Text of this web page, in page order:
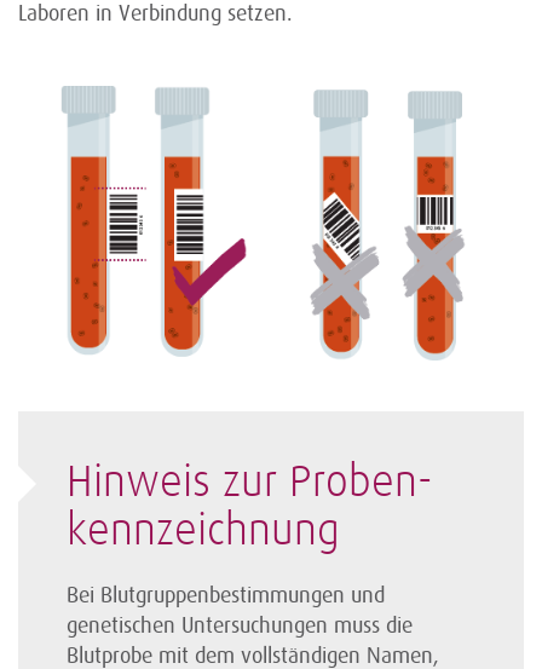
Laboren in Verbindung setzen.
Hinweis zur Proben­
kennzeichnung
Bei Blutgruppen­bestimmungen und
genetischen Unter­suchungen muss die
Blutprobe mit dem vollständigen Namen,